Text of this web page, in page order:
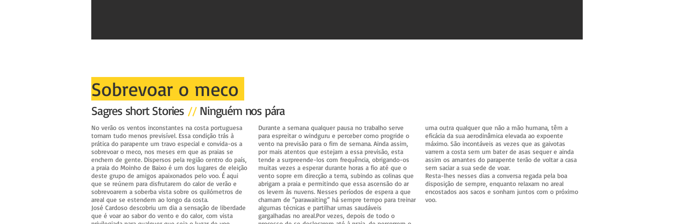
Sobrevoar o meco
Sagres short Stories // Ninguém nos pára
No verão os ventos inconstantes na costa portuguesa
tornam tudo menos previsível. Essa condição trás à
prática do parapente um travo especial e convida-os a
sobrevoar o meco, nos meses em que as praias se
enchem de gente. Dispersos pela região centro do país,
a praia do Moinho de Baixo é um dos lugares de eleição
deste grupo de amigos apaixonados pelo voo. É aqui
que se reúnem para disfrutarem do calor de verão e
sobrevoarem a soberba vista sobre os quilómetros de
areal que se estendem ao longo da costa.
José Cardoso descobriu um dia a sensação de liberdade
que é voar ao sabor do vento e do calor, com vista
Durante a semana qualquer pausa no trabalho serve
para espreitar o windguru e perceber como progride o
vento na previsão para o fim de semana. Ainda assim,
por mais atentos que estejam a essa previsão, esta
tende a surpreende-los com frequência, obrigando-os
muitas vezes a esperar durante horas a fio até que o
vento sopre em direcção a terra, subindo as colinas que
abrigam a praia e permitindo que essa ascensão do ar
os levem às nuvens. Nesses períodos de espera a que
chamam de “parawaiting” há sempre tempo para treinar
algumas técnicas e partilhar umas saudáveis
gargalhadas no areal.Por vezes, depois de todo o
uma outra qualquer que não a mão humana, têm a
eficácia da sua aerodinâmica elevada ao expoente
máximo. São incontáveis as vezes que as gaivotas
varrem a costa sem um bater de asas sequer e ainda
assim os amantes do parapente terão de voltar a casa
sem saciar a sua sede de voar.
Resta-lhes nesses dias a conversa regada pela boa
disposição de sempre, enquanto relaxam no areal
encostados aos sacos e sonham juntos com o próximo
voo.